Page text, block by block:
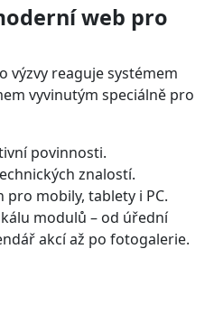
web pro
výzvy reaguje systémem
vyvinutým speciálně pro
povinnosti.
znalostí.
mobily, tablety i PC.
modulů – od úřední
akcí až po fotogalerie.